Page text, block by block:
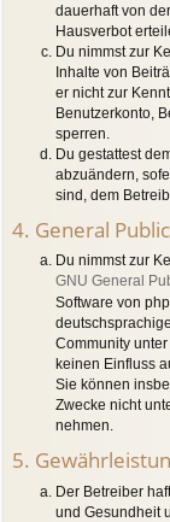
dauerhaft von
Hausverbot
Du nimmst zur
Inhalte von
er nicht zur
Benutzerkonto,
sperren.
Du gestattest
abzuändern,
sind, dem
4. General
Du nimmst zur
GNU General
Software von
Community unter
keinen Einfluss
Sie können
Zwecke nicht
nehmen.
5.
Der Betreiber
und Gesundheit